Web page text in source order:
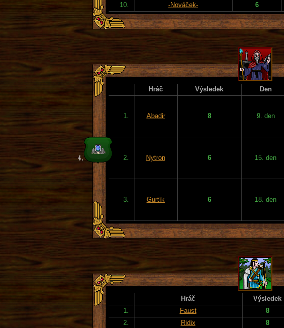
10.
-Nováček- 6
Hráč Výsledek Den
1. Abadir 8 9. den
2. Nytron 6 15. den
3. Gurtík 6 18. den
Hráč Výsledek
1.
Faust 8
2.
Ridix 8